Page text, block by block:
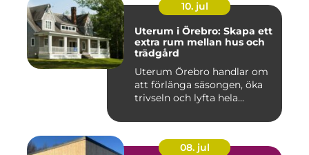
10. jul
Uterum i Örebro: Skapa ett
extra rum mellan hus och
trädgård
Uterum Örebro handlar om
att förlänga säsongen, öka
trivseln och lyfta hela...
08. jul